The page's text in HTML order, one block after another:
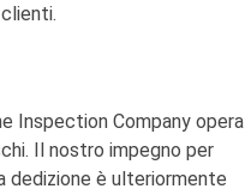
Inspection Company opera
Il nostro impegno per
dedizione è ulteriormente